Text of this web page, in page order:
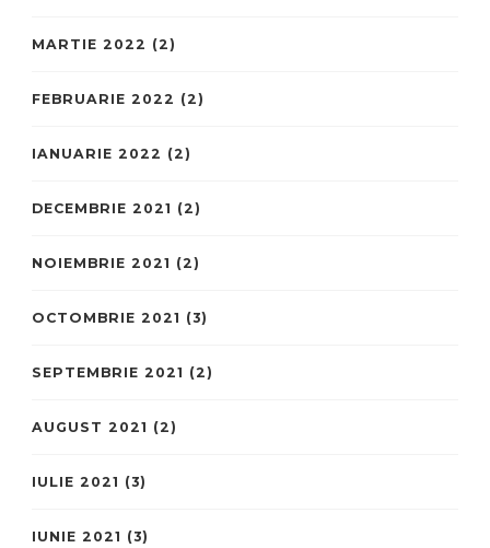
MARTIE 2022 (2)
FEBRUARIE 2022 (2)
IANUARIE 2022 (2)
DECEMBRIE 2021 (2)
NOIEMBRIE 2021 (2)
OCTOMBRIE 2021 (3)
SEPTEMBRIE 2021 (2)
AUGUST 2021 (2)
IULIE 2021 (3)
IUNIE 2021 (3)